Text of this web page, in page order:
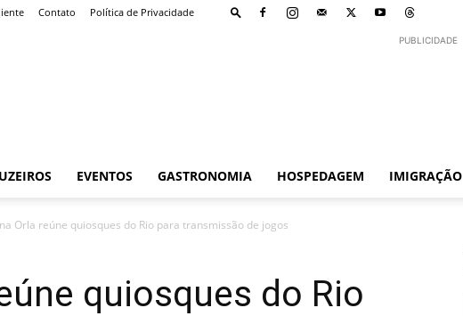
Contato Política de Privacidade
PUBLICIDADE
EVENTOS GASTRONOMIA HOSPEDAGEM IMIGRAÇÃO
Orla reúne quiosques do Rio para transmissão de jogos
quiosques do Rio